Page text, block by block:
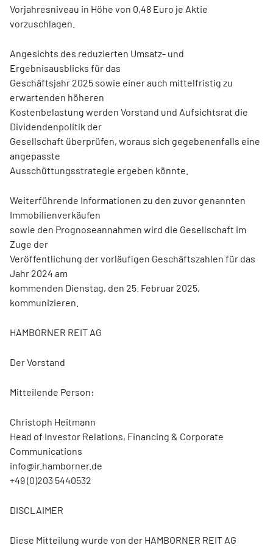
Vorjahresniveau in Höhe von 0,48 Euro je Aktie
vorzuschlagen.
Angesichts des reduzierten Umsatz- und
Ergebnisausblicks für das
Geschäftsjahr 2025 sowie einer auch mittelfristig zu
erwartenden höheren
Kostenbelastung werden Vorstand und Aufsichtsrat die
Dividendenpolitik der
Gesellschaft überprüfen, woraus sich gegebenenfalls eine
angepasste
Ausschüttungsstrategie ergeben könnte.
Weiterführende Informationen zu den zuvor genannten
Immobilienverkäufen
sowie den Prognoseannahmen wird die Gesellschaft im
Zuge der
Veröffentlichung der vorläufigen Geschäftszahlen für das
Jahr 2024 am
kommenden Dienstag, den 25. Februar 2025,
kommunizieren.
HAMBORNER REIT AG
Der Vorstand
Mitteilende Person:
Christoph Heitmann
Head of Investor Relations, Financing & Corporate
Communications
info@ir.hamborner.de
+49 (0)203 5440532
DISCLAIMER
Diese Mitteilung wurde von der HAMBORNER REIT AG